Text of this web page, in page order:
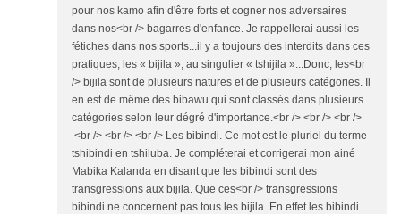
pour nos kamo afin d'être forts et cogner nos adversaires
dans nos<br /> bagarres d'enfance. Je rappellerai aussi les
fétiches dans nos sports...il y a toujours des interdits dans ces
pratiques, les « bijila », au singulier « tshijila »...Donc, les<br
/> bijila sont de plusieurs natures et de plusieurs catégories. Il
en est de même des bibawu qui sont classés dans plusieurs
catégories selon leur dégré d'importance.<br /> <br /> <br />
<br /> <br /> <br /> Les bibindi. Ce mot est le pluriel du terme
tshibindi en tshiluba. Je compléterai et corrigerai mon ainé
Mabika Kalanda en disant que les bibindi sont des
transgressions aux bijila. Que ces<br /> transgressions
bibindi ne concernent pas tous les bijila. En effet les bibindi